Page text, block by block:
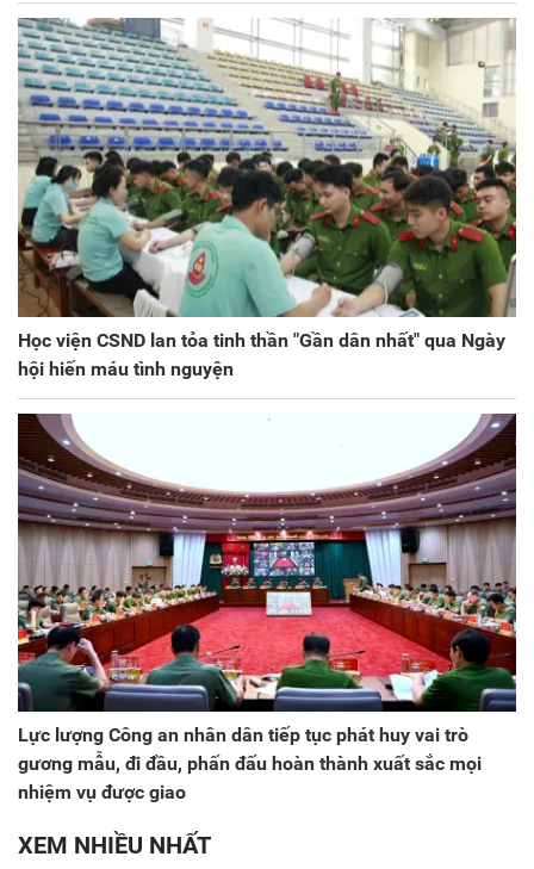
Học viện CSND lan tỏa tinh thần "Gần dân nhất" qua Ngày
hội hiến máu tình nguyện
Lực lượng Công an nhân dân tiếp tục phát huy vai trò
gương mẫu, đi đầu, phấn đấu hoàn thành xuất sắc mọi
nhiệm vụ được giao
XEM NHIỀU NHẤT